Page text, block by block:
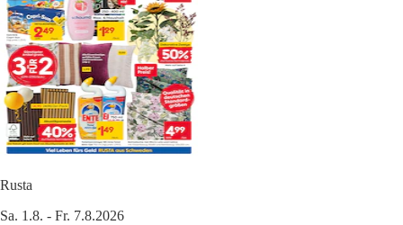
Rusta
Sa. 1.8. - Fr. 7.8.2026